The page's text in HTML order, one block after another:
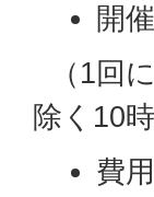
開
（1回
除く10
費